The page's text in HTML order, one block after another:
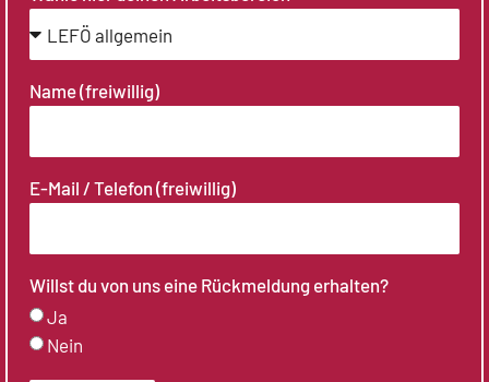
Name (freiwillig)
E-Mail / Telefon (freiwillig)
Willst du von uns eine Rückmeldung erhalten?
Ja
Nein